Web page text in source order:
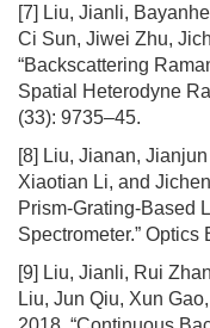
[7] Liu, Jianli,
Ci Sun, Jiwei Zhu,
“Backscattering
Spatial Heterodyne
(33): 9735–45.
[8] Liu, Jianan,
Xiaotian Li, and
Prism-Grating-Based
Spectrometer.”
[9] Liu, Jianli, Rui
Liu, Jun Qiu, Xun